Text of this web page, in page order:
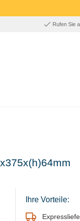
Rufen Sie
Ihre Vorteile: